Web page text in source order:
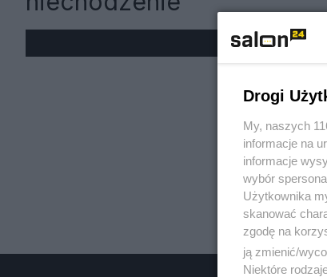
Drogi
My, naszych
informacje na
informacje
wybór
Użytkownika
skanować
zgodę na
ją zmienić/
Niektóre